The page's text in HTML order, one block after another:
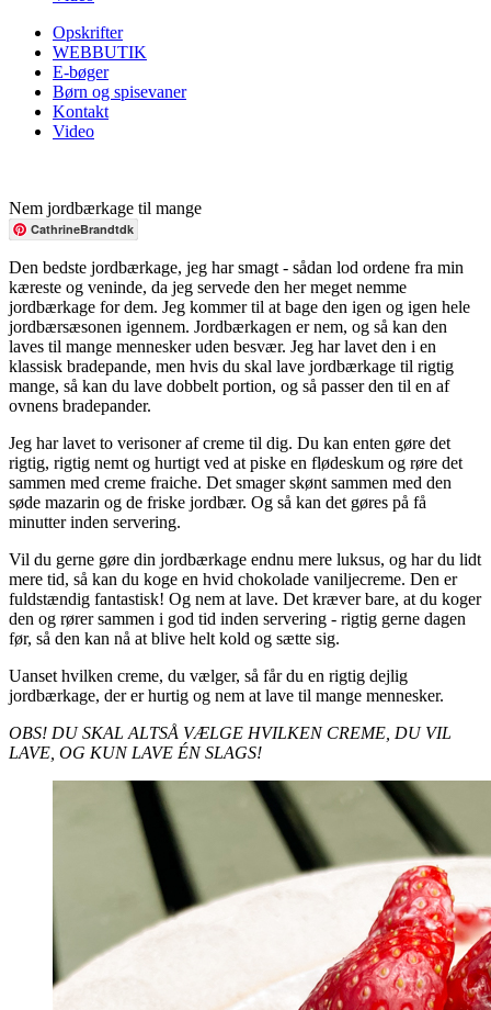
Opskrifter
WEBBUTIK
E-bøger
Børn og spisevaner
Kontakt
Video
Nem jordbærkage til mange
CathrineBrandtdk
Den bedste jordbærkage, jeg har smagt - sådan lod ordene fra min
kæreste og veninde, da jeg servede den her meget nemme
jordbærkage for dem. Jeg kommer til at bage den igen og igen hele
jordbærsæsonen igennem. Jordbærkagen er nem, og så kan den
laves til mange mennesker uden besvær. Jeg har lavet den i en
klassisk bradepande, men hvis du skal lave jordbærkage til rigtig
mange, så kan du lave dobbelt portion, og så passer den til en af
ovnens bradepander.
Jeg har lavet to verisoner af creme til dig. Du kan enten gøre det
rigtig, rigtig nemt og hurtigt ved at piske en flødeskum og røre det
sammen med creme fraiche. Det smager skønt sammen med den
søde mazarin og de friske jordbær. Og så kan det gøres på få
minutter inden servering.
Vil du gerne gøre din jordbærkage endnu mere luksus, og har du lidt
mere tid, så kan du koge en hvid chokolade vaniljecreme. Den er
fuldstændig fantastisk! Og nem at lave. Det kræver bare, at du koger
den og rører sammen i god tid inden servering - rigtig gerne dagen
før, så den kan nå at blive helt kold og sætte sig.
Uanset hvilken creme, du vælger, så får du en rigtig dejlig
jordbærkage, der er hurtig og nem at lave til mange mennesker.
OBS! DU SKAL ALTSÅ VÆLGE HVILKEN CREME, DU VIL
LAVE, OG KUN LAVE ÉN SLAGS!